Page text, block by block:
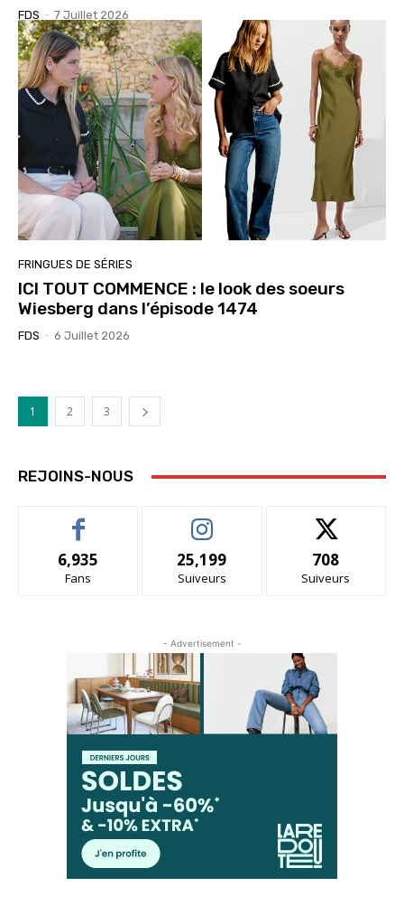
FDS - 7 Juillet 2026
FRINGUES DE SÉRIES
ICI TOUT COMMENCE : le look des soeurs
Wiesberg dans l’épisode 1474
FDS - 6 Juillet 2026
1 2 3
REJOINS-NOUS
6,935
Fans
25,199
Suiveurs
708
Suiveurs
- Advertisement -